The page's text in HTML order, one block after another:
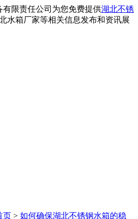
限责任公司为您免费提供湖北不锈
水箱厂家等相关信息发布和资讯展
页 > 如何确保湖北不锈钢水箱的稳